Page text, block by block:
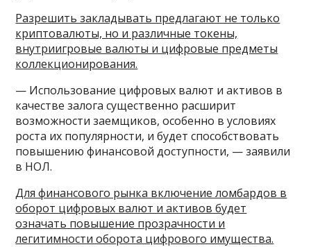
Разрешить закладывать предлагают не только
криптовалюты, но и различные токены,
внутриигровые валюты и цифровые предметы
коллекционирования.
— Использование цифровых валют и активов в
качестве залога существенно расширит
возможности заемщиков, особенно в условиях
роста их популярности, и будет способствовать
повышению финансовой доступности, — заявили
в НОЛ.
Для финансового рынка включение ломбардов в
оборот цифровых валют и активов будет
означать повышение прозрачности и
легитимности оборота цифрового имущества.